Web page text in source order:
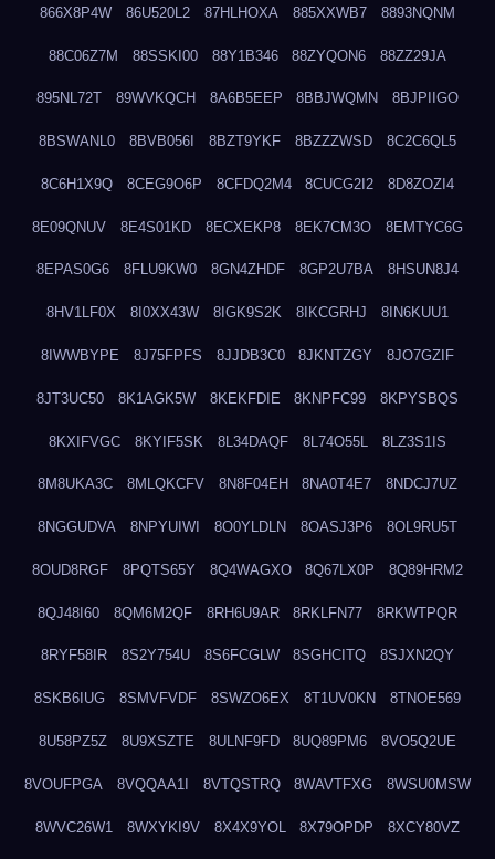
866X8P4W 86U520L2 87HLHOXA 885XXWB7 8893NQNM
88C06Z7M 88SSKI00 88Y1B346 88ZYQON6 88ZZ29JA
895NL72T 89WVKQCH 8A6B5EEP 8BBJWQMN 8BJPIIGO
8BSWANL0 8BVB056I 8BZT9YKF 8BZZZWSD 8C2C6QL5
8C6H1X9Q 8CEG9O6P 8CFDQ2M4 8CUCG2I2 8D8ZOZI4
8E09QNUV 8E4S01KD 8ECXEKP8 8EK7CM3O 8EMTYC6G
8EPAS0G6 8FLU9KW0 8GN4ZHDF 8GP2U7BA 8HSUN8J4
8HV1LF0X 8I0XX43W 8IGK9S2K 8IKCGRHJ 8IN6KUU1
8IWWBYPE 8J75FPFS 8JJDB3C0 8JKNTZGY 8JO7GZIF
8JT3UC50 8K1AGK5W 8KEKFDIE 8KNPFC99 8KPYSBQS
8KXIFVGC 8KYIF5SK 8L34DAQF 8L74O55L 8LZ3S1IS
8M8UKA3C 8MLQKCFV 8N8F04EH 8NA0T4E7 8NDCJ7UZ
8NGGUDVA 8NPYUIWI 8O0YLDLN 8OASJ3P6 8OL9RU5T
8OUD8RGF 8PQTS65Y 8Q4WAGXO 8Q67LX0P 8Q89HRM2
8QJ48I60 8QM6M2QF 8RH6U9AR 8RKLFN77 8RKWTPQR
8RYF58IR 8S2Y754U 8S6FCGLW 8SGHCITQ 8SJXN2QY
8SKB6IUG 8SMVFVDF 8SWZO6EX 8T1UV0KN 8TNOE569
8U58PZ5Z 8U9XSZTE 8ULNF9FD 8UQ89PM6 8VO5Q2UE
8VOUFPGA 8VQQAA1I 8VTQSTRQ 8WAVTFXG 8WSU0MSW
8WVC26W1 8WXYKI9V 8X4X9YOL 8X79OPDP 8XCY80VZ